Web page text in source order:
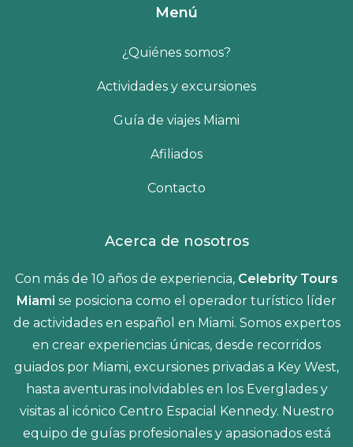
Menú
¿Quiénes somos?
Actividades y excursiones
Guía de viajes Miami
Afiliados
Contacto
Acerca de nosotros
Con más de 10 años de experiencia, Celebrity Tours
Miami se posiciona como el operador turístico líder
de actividades en español en Miami. Somos expertos
en crear experiencias únicas, desde recorridos
guiados por Miami, excursiones privadas a Key West,
hasta aventuras inolvidables en los Everglades y
visitas al icónico Centro Espacial Kennedy. Nuestro
equipo de guías profesionales y apasionados está